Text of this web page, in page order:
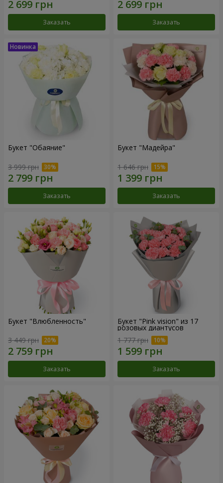
Заказать Заказать
Букет "Обаяние"
3 999 грн
Заказать
Букет "Мадейра"
1 646 грн
Заказать
Букет "Влюбленность"
3 449 грн
Заказать
Букет "Pink vision" из 17
розовых диантусов
1 777 грн
Заказать